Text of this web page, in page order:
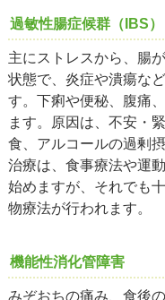
過敏性腸症候群（IBS）
主にストレスから、腸
状態で、炎症や潰瘍な
す。下痢や便秘、腹痛
ます。原因は、不安・
食、アルコールの過剰
治療は、食事療法や運
始めますが、それでも
物療法が行われます。
機能性消化管障害
みぞおちの痛み、食後